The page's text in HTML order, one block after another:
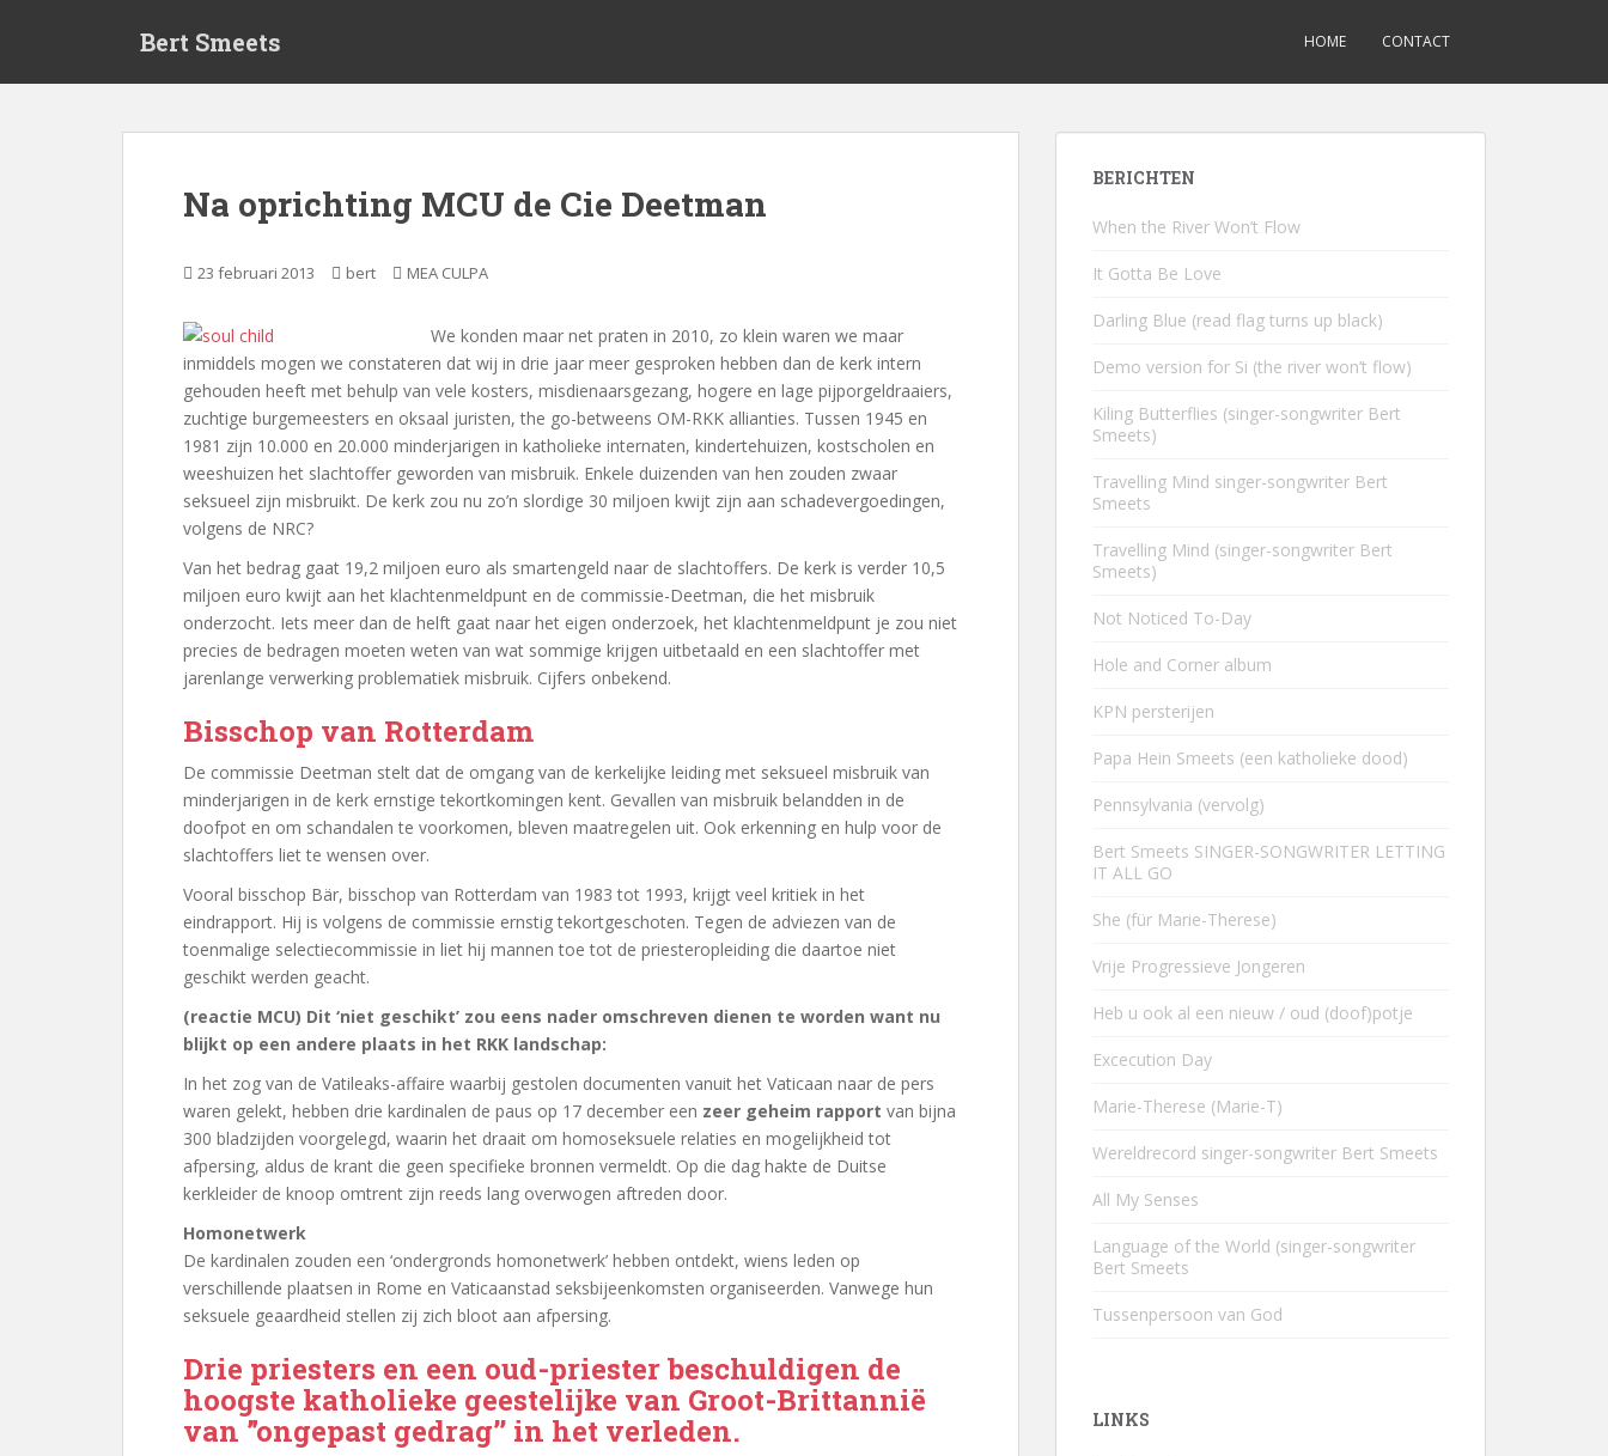
Bert Smeets HOME CONTACT
Na oprichting MCU de Cie Deetman
23 februari 2013 bert MEA CULPA
We konden maar net praten in 2010, zo klein waren we maar
inmiddels mogen we constateren dat wij in drie jaar meer gesproken hebben dan de kerk intern
gehouden heeft met behulp van vele kosters, misdienaarsgezang, hogere en lage pijporgeldraaiers,
zuchtige burgemeesters en oksaal juristen, the go-betweens OM-RKK allianties. Tussen 1945 en
1981 zijn 10.000 en 20.000 minderjarigen in katholieke internaten, kindertehuizen, kostscholen en
weeshuizen het slachtoffer geworden van misbruik. Enkele duizenden van hen zouden zwaar
seksueel zijn misbruikt. De kerk zou nu zo’n slordige 30 miljoen kwijt zijn aan schadevergoedingen,
volgens de NRC?
Van het bedrag gaat 19,2 miljoen euro als smartengeld naar de slachtoffers. De kerk is verder 10,5
miljoen euro kwijt aan het klachtenmeldpunt en de commissie-Deetman, die het misbruik
onderzocht. Iets meer dan de helft gaat naar het eigen onderzoek, het klachtenmeldpunt je zou niet
precies de bedragen moeten weten van wat sommige krijgen uitbetaald en een slachtoffer met
jarenlange verwerking problematiek misbruik. Cijfers onbekend.
Bisschop van Rotterdam
De commissie Deetman stelt dat de omgang van de kerkelijke leiding met seksueel misbruik van
minderjarigen in de kerk ernstige tekortkomingen kent. Gevallen van misbruik belandden in de
doofpot en om schandalen te voorkomen, bleven maatregelen uit. Ook erkenning en hulp voor de
slachtoffers liet te wensen over.
Vooral bisschop Bär, bisschop van Rotterdam van 1983 tot 1993, krijgt veel kritiek in het
eindrapport. Hij is volgens de commissie ernstig tekortgeschoten. Tegen de adviezen van de
toenmalige selectiecommissie in liet hij mannen toe tot de priesteropleiding die daartoe niet
geschikt werden geacht.
(reactie MCU) Dit ‘niet geschikt’ zou eens nader omschreven dienen te worden want nu
blijkt op een andere plaats in het RKK landschap:
In het zog van de Vatileaks-affaire waarbij gestolen documenten vanuit het Vaticaan naar de pers
waren gelekt, hebben drie kardinalen de paus op 17 december een zeer geheim rapport van bijna
300 bladzijden voorgelegd, waarin het draait om homoseksuele relaties en mogelijkheid tot
afpersing, aldus de krant die geen specifieke bronnen vermeldt. Op die dag hakte de Duitse
kerkleider de knoop omtrent zijn reeds lang overwogen aftreden door.
Homonetwerk
De kardinalen zouden een ‘ondergronds homonetwerk’ hebben ontdekt, wiens leden op
verschillende plaatsen in Rome en Vaticaanstad seksbijeenkomsten organiseerden. Vanwege hun
seksuele geaardheid stellen zij zich bloot aan afpersing.
Drie priesters en een oud-priester beschuldigen de
hoogste katholieke geestelijke van Groot-Brittannië
van ”ongepast gedrag’’ in het verleden.
BERICHTEN
When the River Won’t Flow
It Gotta Be Love
Darling Blue (read flag turns up black)
Demo version for Si (the river won’t flow)
Kiling Butterflies (singer-songwriter Bert
Smeets)
Travelling Mind singer-songwriter Bert
Smeets
Travelling Mind (singer-songwriter Bert
Smeets)
Not Noticed To-Day
Hole and Corner album
KPN persterijen
Papa Hein Smeets (een katholieke dood)
Pennsylvania (vervolg)
Bert Smeets SINGER-SONGWRITER LETTING
IT ALL GO
She (für Marie-Therese)
Vrije Progressieve Jongeren
Heb u ook al een nieuw / oud (doof)potje
Excecution Day
Marie-Therese (Marie-T)
Wereldrecord singer-songwriter Bert Smeets
All My Senses
Language of the World (singer-songwriter
Bert Smeets
Tussenpersoon van God
LINKS